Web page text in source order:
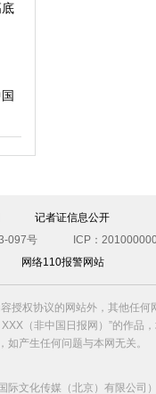
记者证信息公开
097号
ICP：
网络110报警网站
授权协议的网站外，其他任何
（非中国日报网）”的作品
产生任何问题与本网无关。
文化传媒（北京）有限公司）